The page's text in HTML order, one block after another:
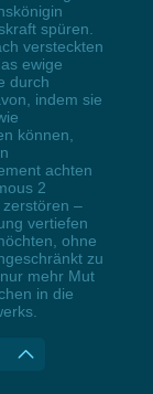
spüren.
versteckten
ewige
durch
indem sie
können,
achten
2
–
vertiefen
ohne
zu
mehr Mut
in die